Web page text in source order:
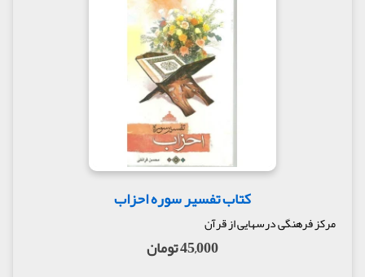
کتاب تفسیر سوره احزاب
مرکز فرهنگی درسهایی از قرآن
45,000 تومان